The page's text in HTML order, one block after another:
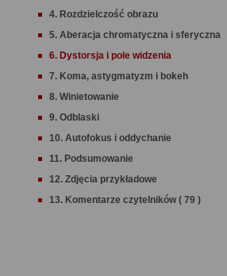
4. Rozdzielczość obrazu
5. Aberacja chromatyczna i sferyczna
6. Dystorsja i pole widzenia
7. Koma, astygmatyzm i bokeh
8. Winietowanie
9. Odblaski
10. Autofokus i oddychanie
11. Podsumowanie
12. Zdjęcia przykładowe
13. Komentarze czytelników ( 79 )